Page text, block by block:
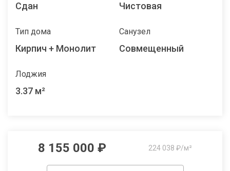
Сдан Чистовая
Тип дома
Кирпич + Монолит
Санузел
Совмещенный
Лоджия
3.37 м²
8 155 000 ₽ 224 038 ₽/м²